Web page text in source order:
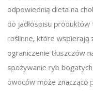
odpowiednią dieta na
do jadłospisu
roślinne, które wspierają
ograniczenie tłuszczów
spożywanie ryb
owoców może znacząco